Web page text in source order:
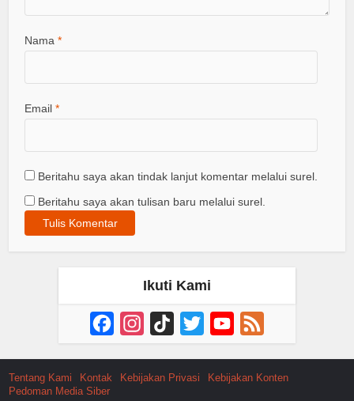
Nama*
Email*
Beritahu saya akan tindak lanjut komentar melalui surel.
Beritahu saya akan tulisan baru melalui surel.
Ikuti Kami
FacebookInstagram
TikTok Twitter YouTube
Channel
Tentang Kami Kontak Kebijakan Privasi
Kebijakan Konten
Pedoman Media Siber